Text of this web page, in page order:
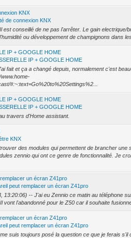
KNX
de connexion KNX
est conseillé de ne pas l'arrêter. Le gain electrique/
ou développement de champignons dans
IP + GOOGLE HOME
IP + GOOGLE HOME
fait et ça a changé depuis, normalement c'est
#:~:text=Go%20to%20Settings%2...
IP + GOOGLE HOME
IP + GOOGLE HOME
travers d'Home assistant.
KNX
des modules qui permettent de brancher une
zennio qui ont ce genre de fonctionnalité. Je
un écran Z41pro
peut remplacer un écran Z41pro
13:20:06) -- J'ai eu Zennio ce matin au téléphone
vont l'abandonné pour le Z50 car il souhaite
un écran Z41pro
peut remplacer un écran Z41pro
suis toujours posé la question ce que je ferais s'il